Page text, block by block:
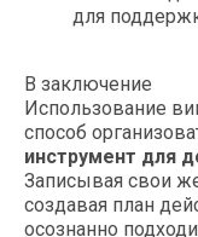
для
В заключение
Использование
способ
инструмент для
Записывая свои
создавая план
осознанно